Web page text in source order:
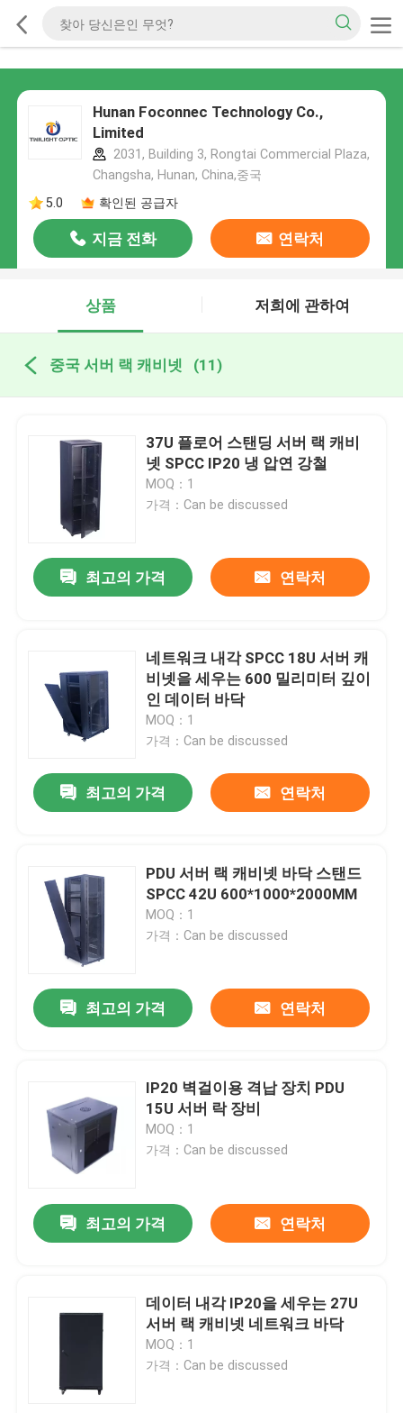
Hunan Foconnec Technology Co.,
Limited
2031, Building 3, Rongtai Commercial Plaza,
Changsha, Hunan, China,중국
5.0
확인된 공급자
지금 전화 연락처
상품 저희에 관하여
중국 서버 랙 캐비넷 (11)
37U 플로어 스탠딩 서버 랙 캐비
넷 SPCC IP20 냉 압연 강철
MOQ：1
가격：Can be discussed
최고의 가격 연락처
네트워크 내각 SPCC 18U 서버 캐
비넷을 세우는 600 밀리미터 깊이
인 데이터 바닥
MOQ：1
가격：Can be discussed
최고의 가격 연락처
PDU 서버 랙 캐비넷 바닥 스탠드
SPCC 42U 600*1000*2000MM
MOQ：1
가격：Can be discussed
최고의 가격 연락처
IP20 벽걸이용 격납 장치 PDU
15U 서버 락 장비
MOQ：1
가격：Can be discussed
최고의 가격 연락처
데이터 내각 IP20을 세우는 27U
서버 랙 캐비넷 네트워크 바닥
MOQ：1
가격：Can be discussed